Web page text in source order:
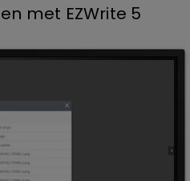
met EZWrite 5